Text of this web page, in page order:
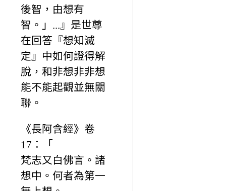
後智，由想有
智。」...』是世尊
在回答『想知滅
定』中如何證得解
脫，和非想非非想
能不能起觀並無關
聯。
《長阿含經》卷
17：「
梵志又白佛言。諸
想中。何者為第一